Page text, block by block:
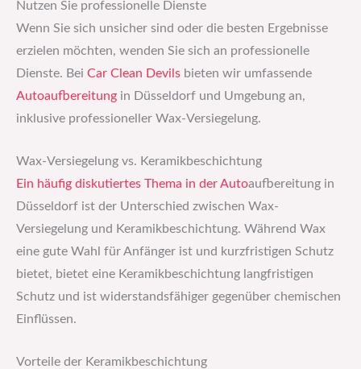
Nutzen Sie professionelle Dienste
Wenn Sie sich unsicher sind oder die besten Ergebnisse
erzielen möchten, wenden Sie sich an professionelle
Dienste. Bei Car Clean Devils bieten wir umfassende
Autoaufbereitung in Düsseldorf und Umgebung an,
inklusive professioneller Wax-Versiegelung.
Wax-Versiegelung vs. Keramikbeschichtung
Ein häufig diskutiertes Thema in der Autoaufbereitung in
Düsseldorf ist der Unterschied zwischen Wax-
Versiegelung und Keramikbeschichtung. Während Wax
eine gute Wahl für Anfänger ist und kurzfristigen Schutz
bietet, bietet eine Keramikbeschichtung langfristigen
Schutz und ist widerstandsfähiger gegenüber chemischen
Einflüssen.
Vorteile der Keramikbeschichtung